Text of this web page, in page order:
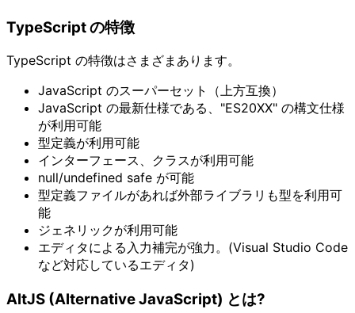
TypeScript の特徴
TypeScript の特徴はさまざまあります。
JavaScript のスーパーセット（上方互換）
JavaScript の最新仕様である、"ES20XX" の構文仕様
が利用可能
型定義が利用可能
インターフェース、クラスが利用可能
null/undefined safe が可能
型定義ファイルがあれば外部ライブラリも型を利用可
能
ジェネリックが利用可能
エディタによる入力補完が強力。(Visual Studio Code
など対応しているエディタ)
AltJS (Alternative JavaScript) とは?